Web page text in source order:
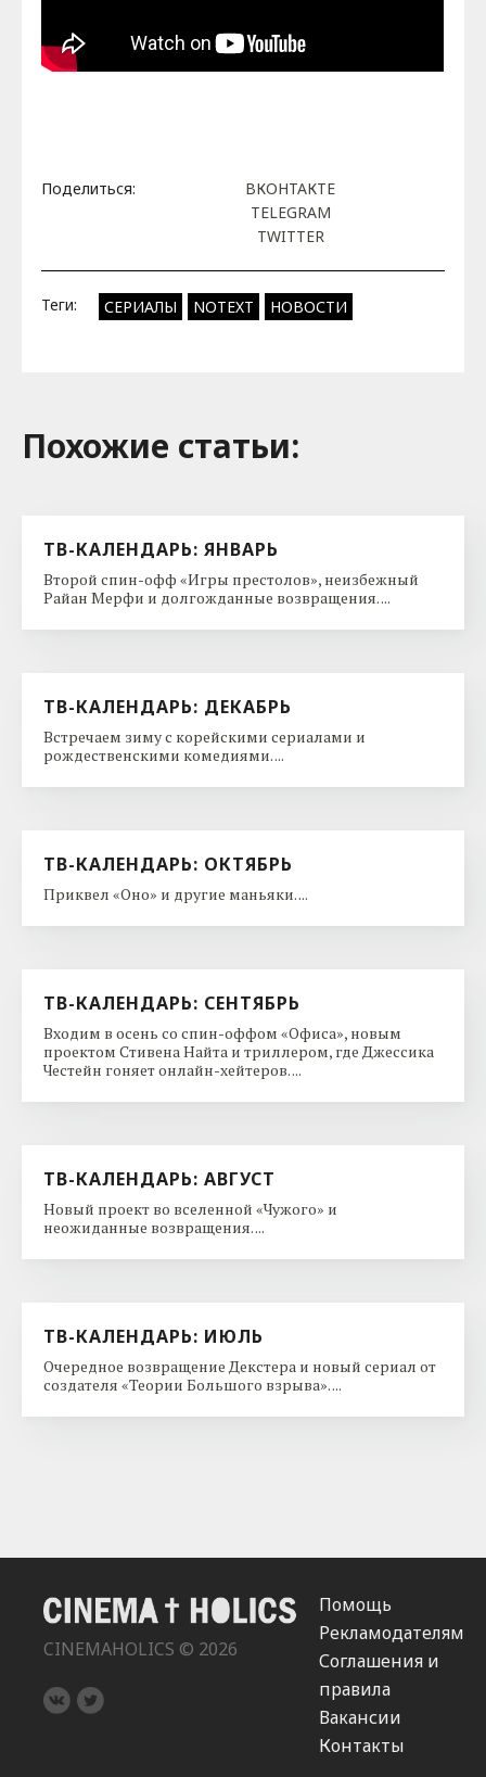
Поделиться:
ВКОНТАКТЕ
TELEGRAM
TWITTER
Теги: СЕРИАЛЫ NOTEXT НОВОСТИ
Похожие cтатьи:
ТВ-КАЛЕНДАРЬ: ЯНВАРЬ
Второй спин-офф «Игры престолов», неизбежный
Райан Мерфи и долгожданные возвращения. ...
ТВ-КАЛЕНДАРЬ: ДЕКАБРЬ
Встречаем зиму с корейскими сериалами и
рождественскими комедиями. ...
ТВ-КАЛЕНДАРЬ: ОКТЯБРЬ
Приквел «Оно» и другие маньяки. ...
ТВ-КАЛЕНДАРЬ: СЕНТЯБРЬ
Входим в осень со спин-оффом «Офиса», новым
проектом Стивена Найта и триллером, где Джессика
Честейн гоняет онлайн-хейтеров. ...
ТВ-КАЛЕНДАРЬ: АВГУСТ
Новый проект во вселенной «Чужого» и
неожиданные возвращения. ...
ТВ-КАЛЕНДАРЬ: ИЮЛЬ
Очередное возвращение Декстера и новый сериал от
создателя «Теории Большого взрыва». ...
CINEMAHOLICS © 2026
Помощь
Рекламодателям
Соглашения и
правила
Вакансии
Контакты